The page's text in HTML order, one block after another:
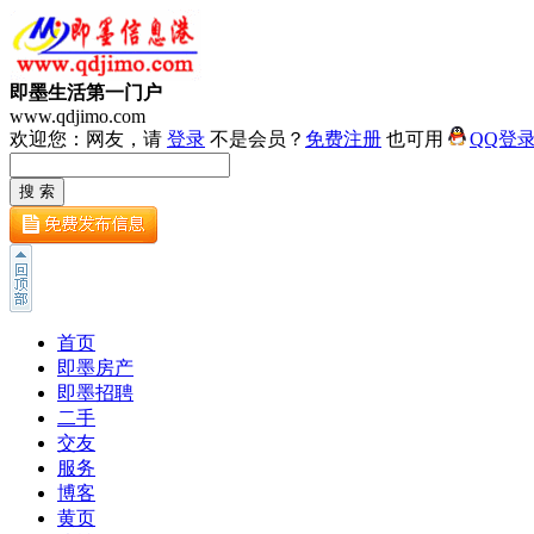
即墨生活第一门户
www.qdjimo.com
欢迎您：网友，请 登录 不是会员？ 免费注册 也可用 QQ登
首页
即墨房产
即墨招聘
二手
交友
服务
博客
黄页